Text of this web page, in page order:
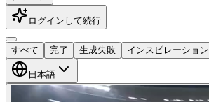
ログインして続行
すべて 完了 生成失敗 インスピレーション
日本語